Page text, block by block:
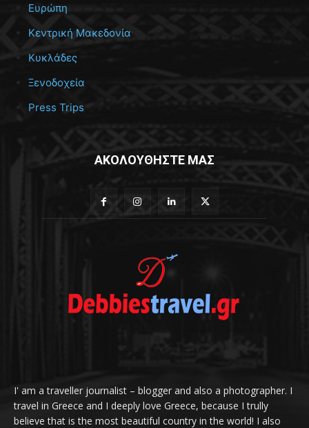
Ευρώπη
Κεντρική Μακεδονία
Κυκλάδες
Ξενοδοχεία
Press Trips
ΑΚΟΛΟΥΘΗΣΤΕ ΜΑΣ
I' am a traveller journalist – blogger and also a photographer. I
travel in Greece and I deeply love Greece, because I trully
believe that is the most beautiful country in the world! I also